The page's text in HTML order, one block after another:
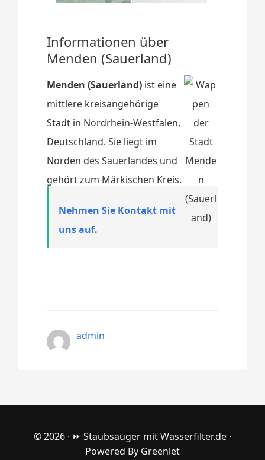
Informationen über
Menden (Sauerland)
Menden (Sauerland) ist eine
mittlere kreisangehörige
Stadt in Nordrhein-Westfalen,
Deutschland. Sie liegt im
Norden des Sauerlandes und
gehört zum Märkischen Kreis.
Nehmen Sie Kontakt mit
uns auf.
admin
© 2026 · ⏩ Staubsauger mit Wasserfilter.de ·
Powered By Greenlet